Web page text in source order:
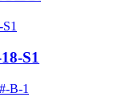
S1